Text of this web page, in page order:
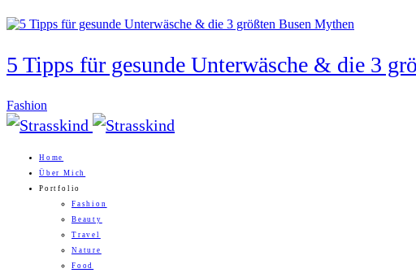
5 Tipps für gesunde Unterwäsche & die 3
Fashion
Home
Über Mich
Portfolio
Fashion
Beauty
Travel
Nature
Food